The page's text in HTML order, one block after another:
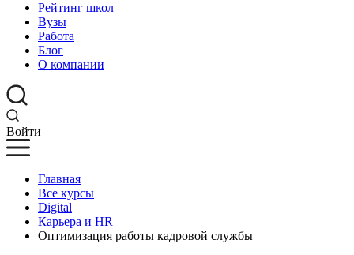
Рейтинг школ
Вузы
Работа
Блог
О компании
Войти
Главная
Все курсы
Digital
Карьера и HR
Оптимизация работы кадровой службы